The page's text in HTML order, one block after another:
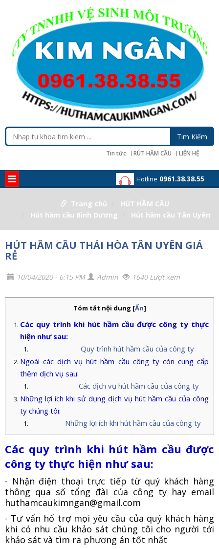
Tin tức RÚT HẦM CẦU LIÊN HỆ
Hotline 0961.38.38.55
Trang chủ
HÚT HẦM CẦU
Hút hầm cầu Bình Dương
Hút hầm cầu Tân Uyên
HÚT HẦM CẦU THÁI HÒA TÂN UYÊN GIÁ
RẺ
10/04/2020 - 6:15 PM Admin 1640 Lượt xem
Tóm tắt nội dung [Ẩn]
Các quy trình khi hút hầm cầu được công ty thực
hiện như sau:
Quy trình hút hầm cầu của công ty
Ngoài các dịch vụ hút hầm cầu công ty còn cung cấp
thêm dịch vụ sau:
Các dịch vụ hút hầm cầu của công ty
Những lợi ích khi sử dụng dịch vụ hút hầm cầu của công
ty chúng tôi:
Những lợi ích khi hút hầm cầu của công ty
Các quy trình khi hút hầm cầu được
công ty thực hiện như sau:
- Nhận điện thoại trực tiếp từ quý khách hàng
thông qua số tổng đài của công ty hay email
huthamcaukimngan@gmail.com
- Tư vấn hổ trợ mọi yêu cầu của quý khách hàng
khi có nhu cầu khảo sát chúng tôi cho người tới
khảo sát và tìm ra phương án tốt nhất